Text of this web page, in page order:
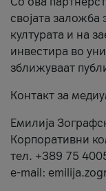
својата
културата и на
инвестира во
зближуваат
Контакт за
Емилија
Корпоративни
тел. +389 75
e-mail: